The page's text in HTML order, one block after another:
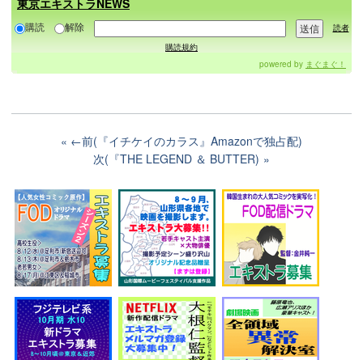
東京エキストラNEWS
購読 解除
読者
購読規約
powered by まぐまぐ！
←前(『イチケイのカラス』Amazonで独占配)
次(『THE LEGEND ＆ BUTTER)